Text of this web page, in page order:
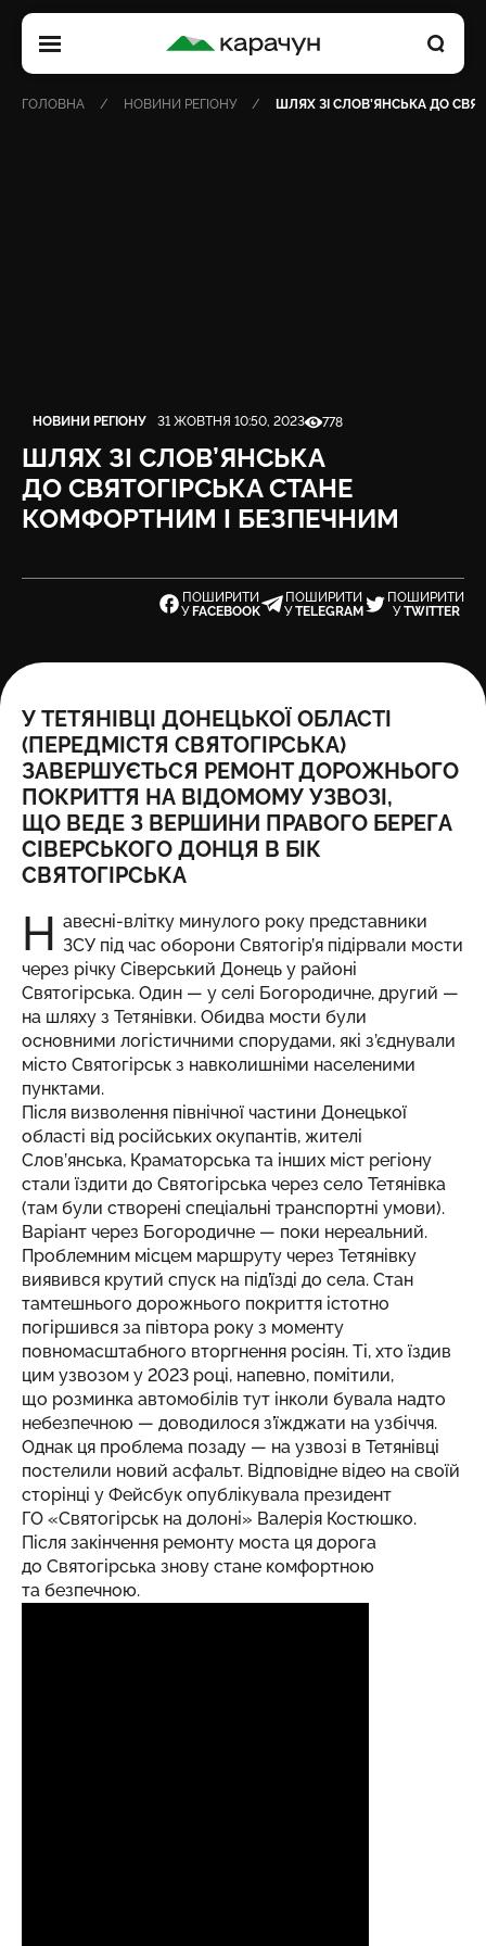
КАРАЧУН
ГОЛОВНА НОВИНИ РЕГІОНУ ШЛЯХ ЗІ СЛОВ’ЯНСЬКА ДО
Категорія
НОВИНИ РЕГІОНУ
Дата публікації 31 ЖОВТНЯ 10:50, 2023Кількість переглядів
778
ШЛЯХ ЗІ СЛОВ’ЯНСЬКА
ДО СВЯТОГІРСЬКА СТАНЕ
КОМФОРТНИМ І БЕЗПЕЧНИМ
ПОШИРИТИ
У FACEBOOK
ПОШИРИТИ
УTELEGRAM
ПОШИРИТИ
УTWITTER
У ТЕТЯНІВЦІ ДОНЕЦЬКОЇ ОБЛАСТІ
(ПЕРЕДМІСТЯ СВЯТОГІРСЬКА)
ЗАВЕРШУЄТЬСЯ РЕМОНТ ДОРОЖНЬОГО
ПОКРИТТЯ НА ВІДОМОМУ УЗВОЗІ,
ЩО ВЕДЕ З ВЕРШИНИ ПРАВОГО БЕРЕГА
СІВЕРСЬКОГО ДОНЦЯ В БІК
СВЯТОГІРСЬКА
Н авесні-влітку минулого року представники
ЗСУ під час оборони Святогір’я підірвали мости
через річку Сіверський Донець у районі
Святогірська. Один — у селі Богородичне, другий —
на шляху з Тетянівки. Обидва мости були
основними логістичними спорудами, які з’єднували
місто Святогірськ з навколишніми населеними
пунктами.
Після визволення північної частини Донецької
області від російських окупантів, жителі
Слов’янська, Краматорська та інших міст регіону
стали їздити до Святогірська через село Тетянівка
(там були створені спеціальні транспортні умови).
Варіант через Богородичне — поки нереальний.
Проблемним місцем маршруту через Тетянівку
виявився крутий спуск на під’їзді до села. Стан
тамтешнього дорожнього покриття істотно
погіршився за півтора року з моменту
повномасштабного вторгнення росіян. Ті, хто їздив
цим узвозом у 2023 році, напевно, помітили,
що розминка автомобілів тут інколи бувала надто
небезпечною — доводилося з’їжджати на узбіччя.
Однак ця проблема позаду — на узвозі в Тетянівці
постелили новий асфальт. Відповідне відео на своїй
сторінці у Фейсбук опублікувала президент
ГО «Святогірськ на долоні» Валерія Костюшко.
Після закінчення ремонту моста ця дорога
до Святогірська знову стане комфортною
та безпечною.